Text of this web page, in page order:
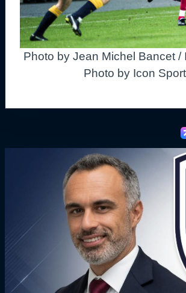
Photo by Jean Michel Bancet /
Photo by Icon Sport